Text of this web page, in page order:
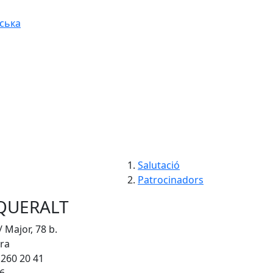
Salutació
Patrocinadors
Major, 78 b.
20 41